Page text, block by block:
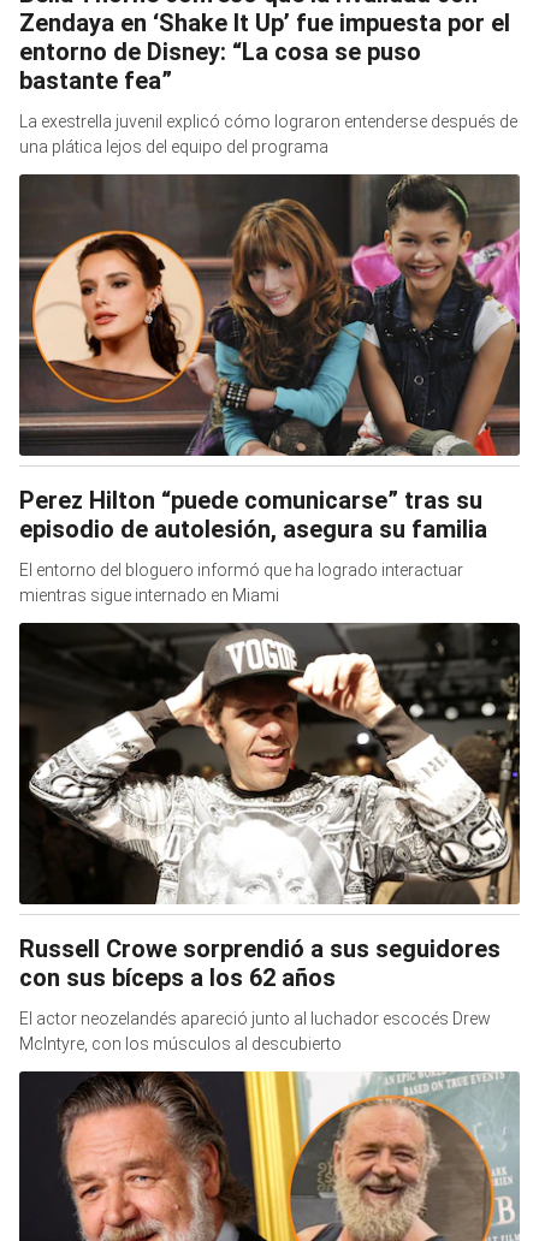
Zendaya en ‘Shake It Up’ fue impuesta por el
entorno de Disney: “La cosa se puso
bastante fea”
La exestrella juvenil explicó cómo lograron entenderse después de
una plática lejos del equipo del programa
Perez Hilton “puede comunicarse” tras su
episodio de autolesión, asegura su familia
El entorno del bloguero informó que ha logrado interactuar
mientras sigue internado en Miami
Russell Crowe sorprendió a sus seguidores
con sus bíceps a los 62 años
El actor neozelandés apareció junto al luchador escocés Drew
McIntyre, con los músculos al descubierto